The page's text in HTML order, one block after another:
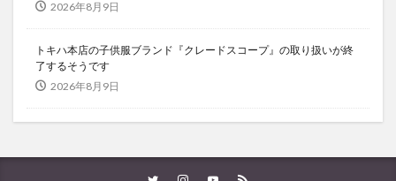
2026年8月9日
トキハ本店の子供服ブランド『クレードスコープ』の取り扱いが終
了するそうです
2026年8月9日